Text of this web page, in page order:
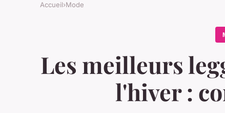
Accueil›Mode
Les meilleurs
l'hiver :